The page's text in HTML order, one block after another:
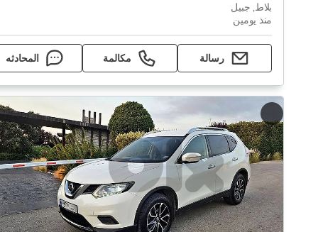
بلاط, جبيل
منذ يومين
رسالة مكالمة المحادثه